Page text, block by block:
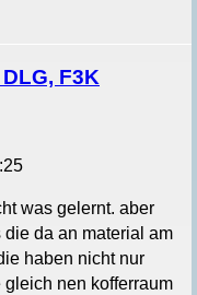
F3K
was gelernt. aber
die da an material am
haben nicht nur
nen kofferraum